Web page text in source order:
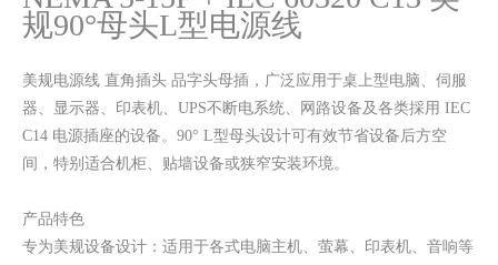
规90°母头L型电源线
美规电源线 直角插头 品字头母插，广泛应用于桌上型电脑、伺服
器、显示器、印表机、UPS不断电系统、网路设备及各类採用 IEC
C14 电源插座的设备。90° L型母头设计可有效节省设备后方空
间，特别适合机柜、贴墙设备或狭窄安装环境。
产品特色
专为美规设备设计：适用于各式电脑主机、萤幕、印表机、音响等